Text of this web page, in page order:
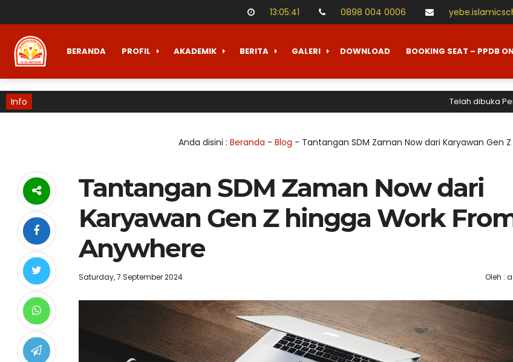
13:05:42 0898 004 0006
BERANDA PROFIL AKADEMIK BERITA GALERI DOWNLOAD BOOKING SEAT – PPDB
Info Telah dibuka
Anda disini : Beranda - Blog - Tantangan SDM Zaman Now dari Karyawan Gen
Tantangan SDM Zaman Now dari
Karyawan Gen Z hingga Work
Anywhere
Saturday, 7 September 2024 Oleh :